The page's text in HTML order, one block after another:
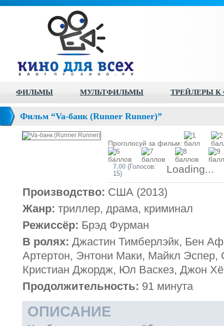
ФИЛЬМЫ МУЛЬТФИЛЬМЫ ТРЕЙЛЕРЫ
Фильм “Va-банк (Runner Runner)”
Проголосуй за фильм:
7.00 (Голосов:
15)
Loading...
Производство: США (2013)
Жанр: триллер, драма, криминал
Режиссёр: Брэд Фурман
В ролях: Джастин Тимберлэйк, Бен
Артертон, Энтони Маки, Майкл Эспер,
Кристиан Джордж, Юл Васкез, Джон
Продолжительность: 91 минута
ОПИСАНИЕ